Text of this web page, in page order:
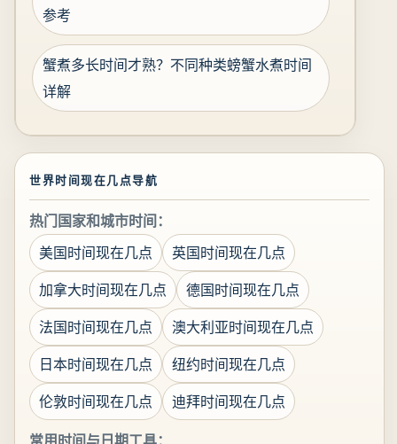
参考
蟹煮多长时间才熟？不同种类螃蟹水煮时间
详解
世界时间现在几点导航
热门国家和城市时间：
美国时间现在几点
英国时间现在几点
加拿大时间现在几点
德国时间现在几点
法国时间现在几点
澳大利亚时间现在几点
日本时间现在几点
纽约时间现在几点
伦敦时间现在几点
迪拜时间现在几点